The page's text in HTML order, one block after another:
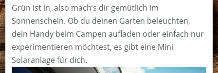
Grün ist in, also mach’s dir gemütlich im
Sonnenschein. Ob du deinen Garten beleuchten,
dein Handy beim Campen aufladen oder einfach nur
experimentieren möchtest, es gibt eine Mini
Solaranlage für dich.